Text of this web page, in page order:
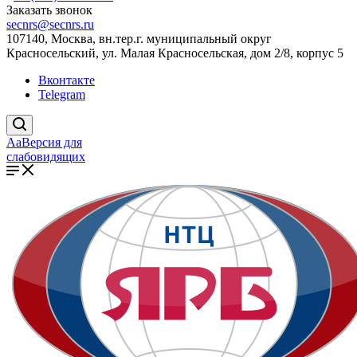
Заказать звонок
secnrs@secnrs.ru
107140, Москва, вн.тер.г. муниципальный округ
Красносельский, ул. Малая Красносельская, дом 2/8, корпус 5
Вконтакте
Telegram
AaВерсия для
слабовидящих